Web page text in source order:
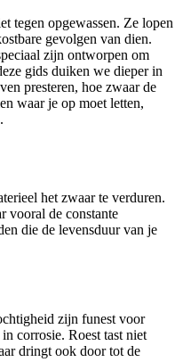
tegen opgewassen. Ze lopen
gevolgen van dien.
zijn ontworpen om
gids duiken we dieper in
presteren, hoe zwaar de
waar je op moet letten,
het zwaar te verduren.
vooral de constante
die de levensduur van je
zijn funest voor
corrosie. Roest tast niet
dringt ook door tot de